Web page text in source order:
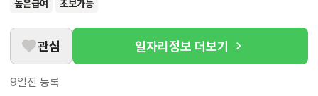
높은급여 초보가능
관심 일자리정보 더보기
9일전 등록